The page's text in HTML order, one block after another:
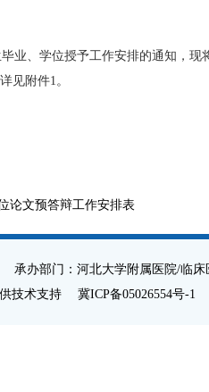
业、学位授予工作安排的通知，现
见附件1。
3
论文预答辩工作安排表
承办部门：河北大学附属医院/临床
供技术支持 冀ICP备05026554号-1